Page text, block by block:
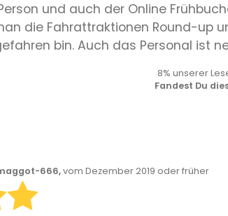
und auch der Online
die Fahrattraktionen Round-up
bin. Auch das Personal ist
8% unserer
Fandest Du
666,vom Dezember 2019 oder früher